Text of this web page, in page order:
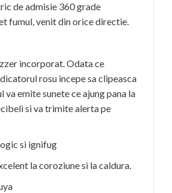
de admisie 360 grade
fumul, venit din orice directie.
incorporat. Odata ce
rosu incepe sa clipeasca
emite sunete ce ajung pana la
si va trimite alerta pe
si ignifug
la coroziune si la caldura.